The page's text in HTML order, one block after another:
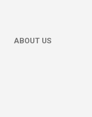
ABOUT US